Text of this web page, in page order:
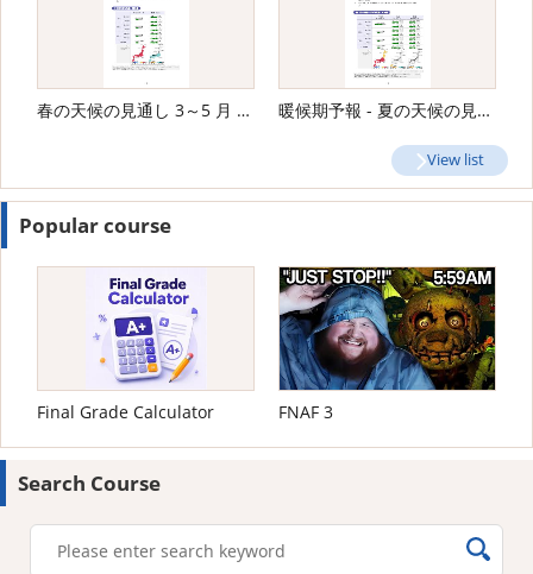
春の天候の見通し 3～5 月 - 気象庁 暖候期予報 - 夏の天候の見通し 6〜8月
View list
Popular course
Final Grade Calculator FNAF 3
Search Course